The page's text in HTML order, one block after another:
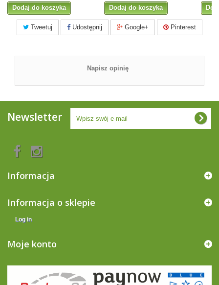
Dodaj do koszyka Dodaj do koszyka
Tweetuj Udostępnij Google+ Pinterest
Napisz opinię
Newsletter
Informacja
Informacja o sklepie
Log in
Moje konto